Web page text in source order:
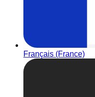
Français (France)